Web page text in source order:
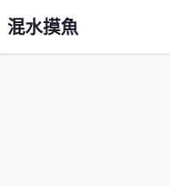
混水摸魚